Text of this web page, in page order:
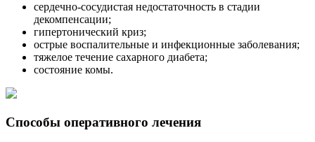
сердечно-сосудистая недостаточность в стадии
декомпенсации;
гипертонический криз;
острые воспалительные и инфекционные заболевания;
тяжелое течение сахарного диабета;
состояние комы.
Способы оперативного лечения